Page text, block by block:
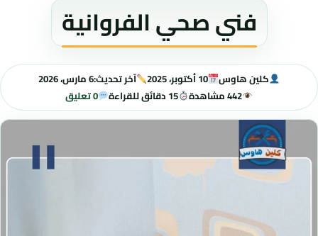
فني صحي الفروانية
كلين هاوس 10 أكتوبر، 2025 آخر تحديث:6 مارس، 2026
442 مشاهدة
15 دقائق للقراءة 0 تعليق